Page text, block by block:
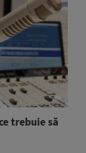
trebuie să